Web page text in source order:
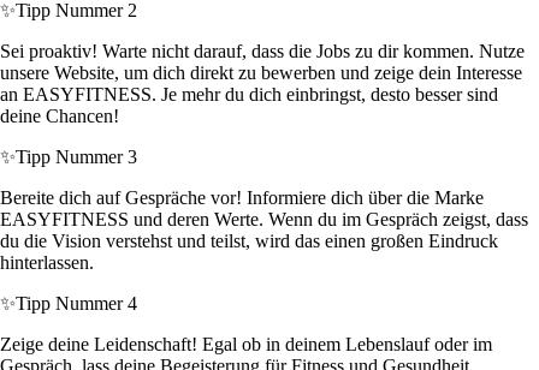
✨Tipp Nummer 2
Sei proaktiv! Warte nicht darauf, dass die Jobs zu dir kommen. Nutze
unsere Website, um dich direkt zu bewerben und zeige dein Interesse
an EASYFITNESS. Je mehr du dich einbringst, desto besser sind
deine Chancen!
✨Tipp Nummer 3
Bereite dich auf Gespräche vor! Informiere dich über die Marke
EASYFITNESS und deren Werte. Wenn du im Gespräch zeigst, dass
du die Vision verstehst und teilst, wird das einen großen Eindruck
hinterlassen.
✨Tipp Nummer 4
Zeige deine Leidenschaft! Egal ob in deinem Lebenslauf oder im